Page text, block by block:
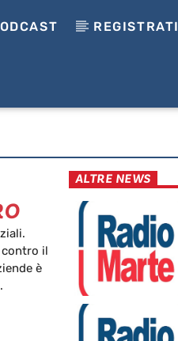
REGISTRATI
contro il
è
ALTRE NEWS